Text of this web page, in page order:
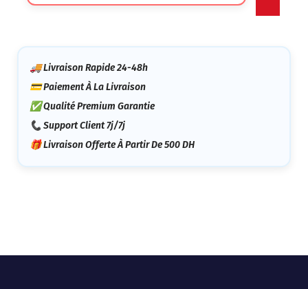
🚚 Livraison Rapide 24-48h
💳 Paiement À La Livraison
✅ Qualité Premium Garantie
📞 Support Client 7j/7j
🎁 Livraison Offerte À Partir De 500 DH